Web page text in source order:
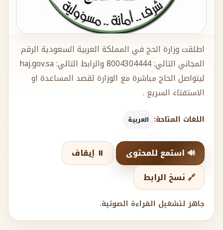
اطلقت وزارة الحج في المملكة العربية السعودية الرقم
المجاني التالي: 8004304444 والرابط التالي: haj.gov.sa
ليتواصل الحاج مباشرة مع الوزارة لقصد المساعدة او
الاستفتاء السريع .
اللغات المتاحة: العربية
🔊 استمع للمحتوى
⏸️ إيقاف
🔗 نسخ الرابط
جاهز لتشغيل القراءة الصوتية.